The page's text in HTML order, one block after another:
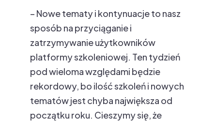
– Nowe tematy i kontynuacje to nasz
sposób na przyciąganie i
zatrzymywanie użytkowników
platformy szkoleniowej. Ten tydzień
pod wieloma względami będzie
rekordowy, bo ilość szkoleń i nowych
tematów jest chyba największa od
początku roku. Cieszymy się, że